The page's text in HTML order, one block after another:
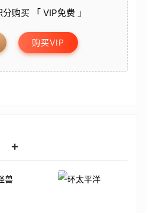
分购买 「 VIP免费 」
购买VIP
+